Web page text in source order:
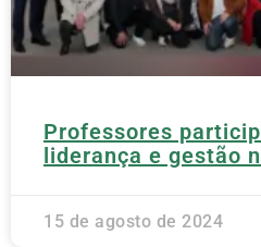
Professores
liderança e gestão
15 de agosto de 2024